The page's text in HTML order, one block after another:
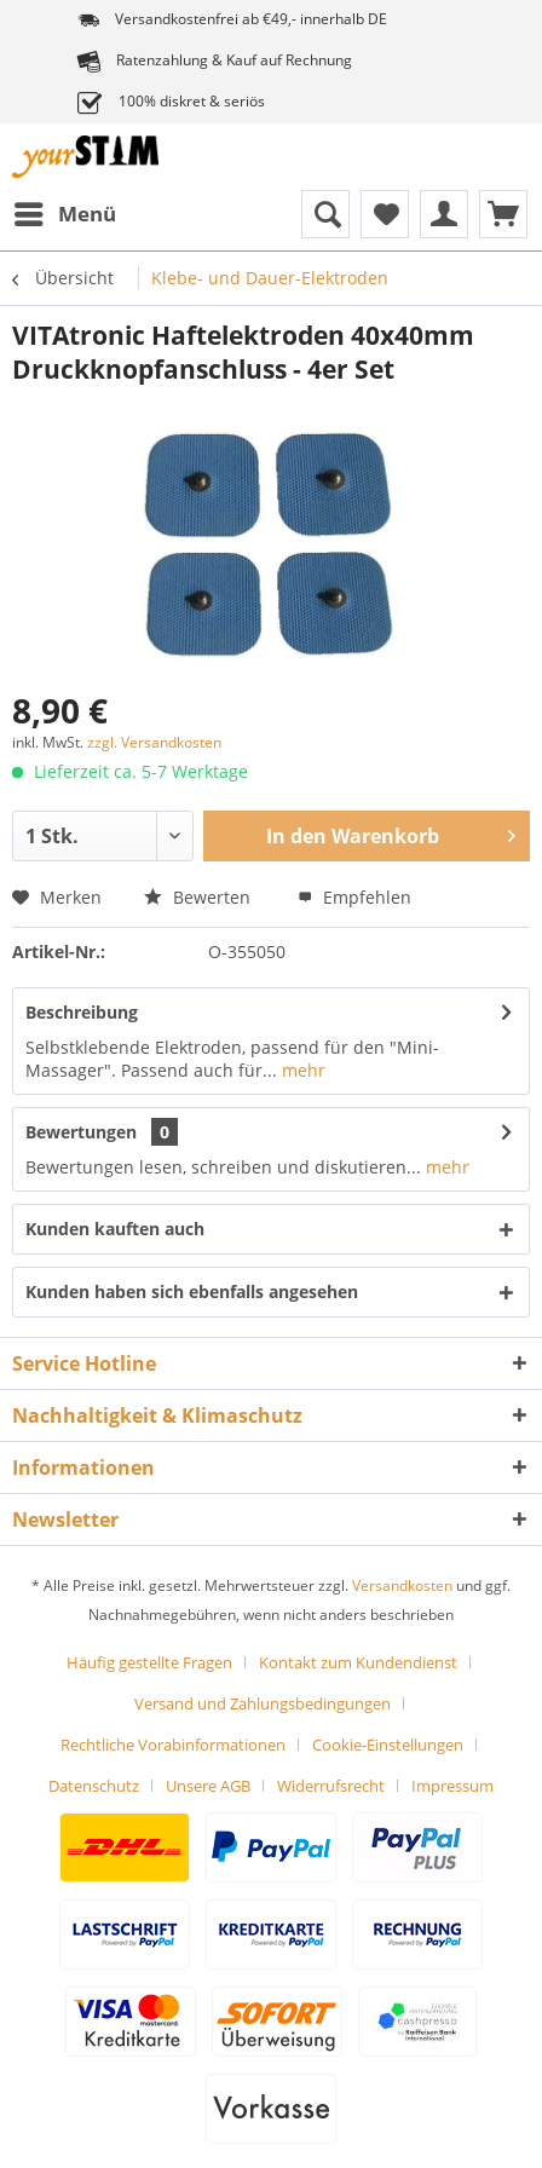
Versandkostenfrei ab €49,- innerhalb DE
Ratenzahlung & Kauf auf Rechnung
100% diskret & seriös
Menü
Übersicht Klebe- und Dauer-Elektroden
VITAtronic Haftelektroden 40x40mm
Druckknopfanschluss - 4er Set
8,90 €
inkl. MwSt.zzgl. Versandkosten
Lieferzeit ca. 5-7 Werktage
In den Warenkorb
Merken Bewerten Empfehlen
Artikel-Nr.: O-355050
Beschreibung
Selbstklebende Elektroden, passend für den "Mini-
Massager". Passend auch für... mehr
Bewertungen
0
Bewertungen lesen, schreiben und diskutieren... mehr
Kunden kauften auch
Kunden haben sich ebenfalls angesehen
Service Hotline
Nachhaltigkeit & Klimaschutz
Informationen
Newsletter
* Alle Preise inkl. gesetzl. Mehrwertsteuer zzgl.Versandkosten und ggf.
Nachnahmegebühren, wenn nicht anders beschrieben
Häufig gestellte Fragen
Kontakt zum Kundendienst
Versand und Zahlungsbedingungen
Rechtliche Vorabinformationen
Cookie-Einstellungen
Datenschutz
Unsere AGB Widerrufsrecht Impressum